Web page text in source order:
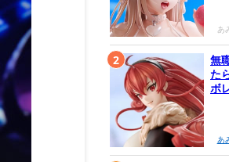
あ
無
た
ボ
あ
2